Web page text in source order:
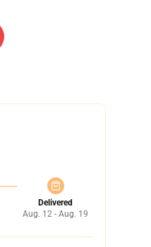
Delivered
Aug. 12 - Aug. 19